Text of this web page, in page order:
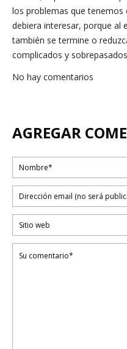
los problemas que
debiera interesar, porque al
también se termine o
complicados y
No hay comentarios
AGREGAR